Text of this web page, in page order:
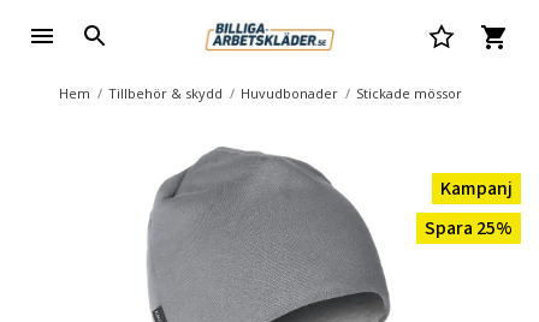
Hem Tillbehör & skydd Huvudbonader Stickade mössor
Kampanj
Spara 25%